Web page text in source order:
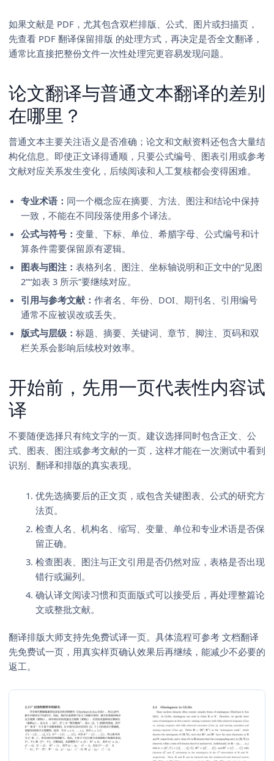
如果文献是 PDF，尤其包含双栏排版、公式、图片或扫描页，
先查看 PDF 翻译保留排版 的处理方式，再决定是否全文翻译，
通常比直接把整份文件一次性处理完更容易发现问题。
论文翻译与普通文本翻译的差别
在哪里？
普通文本主要关注语义是否准确；论文和文献资料还包含大量结
构化信息。即使正文译得通顺，只要公式编号、图表引用或参考
文献对应关系发生变化，后续阅读和人工复核都会变得困难。
专业术语： 同一个概念应在摘要、方法、图注和结论中保持
一致，不能在不同段落使用多个译法。
公式与符号： 变量、下标、单位、希腊字母、公式编号和计
算条件需要保留原有逻辑。
图表与图注： 表格列名、图注、坐标轴说明和正文中的“见图
2”“如表 3 所示”要继续对应。
引用与参考文献： 作者名、年份、DOI、期刊名、引用编号
通常不应被误改或丢失。
版式与层级： 标题、摘要、关键词、章节、脚注、页码和双
栏关系会影响后续校对效率。
开始前，先用一页代表性内容试
译
不要随便选择只有纯文字的一页。建议选择同时包含正文、公
式、图表、图注或参考文献的一页，这样才能在一次测试中看到
识别、翻译和排版的真实表现。
优先选摘要后的正文页，或包含关键图表、公式的研究方
法页。
检查人名、机构名、缩写、变量、单位和专业术语是否保
留正确。
检查图表、图注与正文引用是否仍然对应，表格是否出现
错行或漏列。
确认译文阅读习惯和页面版式可以接受后，再处理整篇论
文或整批文献。
翻译排版大师支持先免费试译一页。具体流程可参考 文档翻译
先免费试一页 ，用真实样页确认效果后再继续，能减少不必要的
返工。